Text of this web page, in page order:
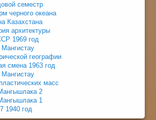
семестр
черного океана
Казахстана
архитектуры
1969 год
Мангистау
географии
смена 1963 год
Мангистау
масс
2
1
1940 год